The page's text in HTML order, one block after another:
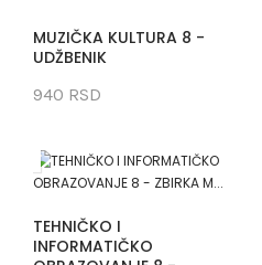
MUZIČKA KULTURA 8 -
UDŽBENIK
940 RSD
TEHNIČKO I
INFORMATIČKO